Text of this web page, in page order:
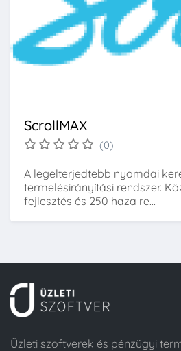
ScrollMAX
(0)
A legelterjedtebb nyomdai
termelésirányítási rendszer.
fejlesztés és 250 haza re...
Üzleti szoftverek és pénzügyi